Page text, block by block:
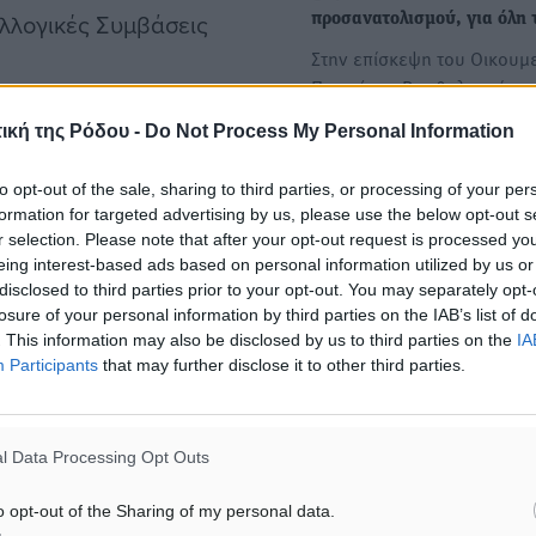
της Ρόδου - Do Not Process My Personal Information
opt-out of the sale, sharing to third parties, or processing of your
for targeted advertising by us, please use the below opt-out
selection. Please note that after your opt-out request is processed
interest-based ads based on personal information utilized by us
to third parties prior to your opt-out. You may separately
of your personal information by third parties on the IAB’s list of
This information may also be disclosed by us to third parties on the
Participants that may further disclose it to other third parties.
Data Processing Opt Outs
opt-out of the Sharing of my personal data.
Συμβάσεις
από τη ΔΥΠΑ
και επιβίωσαν
ευρώ ετήσιο εισόδημα
καλούνται να
άνεργοι για
καλύπτει μόλις ένα
έχει εξαντλήσει
νησιά έχει
προσανατολισμού, για όλη
Στην επίσκεψη του
Πατριάρχη Βαρθολομαίου
Σχολικές εκδρομές: Στα
τους οι «άτακτοι» μαθητές
γονείς ο λογαριασμός για
μεταφοράς
Αλλαγές στις διατάξεις για
τις σχολικές
εκδρομές περιλαμβάνει νέα
υπογράφει ο Κυριάκος…